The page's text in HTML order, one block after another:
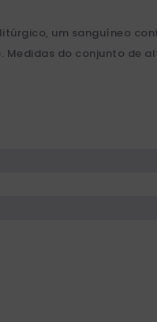
um sanguíneo
do conjunto de